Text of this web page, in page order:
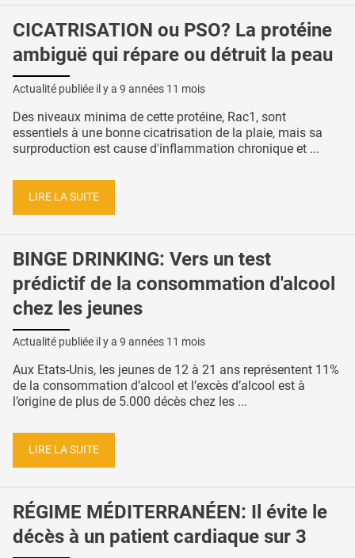
CICATRISATION ou PSO? La protéine
ambiguë qui répare ou détruit la peau
Actualité publiée il y a 9 années 11 mois
Des niveaux minima de cette protéine, Rac1, sont
essentiels à une bonne cicatrisation de la plaie, mais sa
surproduction est cause d'inflammation chronique et ...
LIRE LA SUITE
BINGE DRINKING: Vers un test
prédictif de la consommation d'alcool
chez les jeunes
Actualité publiée il y a 9 années 11 mois
Aux Etats-Unis, les jeunes de 12 à 21 ans représentent 11%
de la consommation d’alcool et l’excès d’alcool est à
l’origine de plus de 5.000 décès chez les ...
LIRE LA SUITE
RÉGIME MÉDITERRANÉEN: Il évite le
décès à un patient cardiaque sur 3